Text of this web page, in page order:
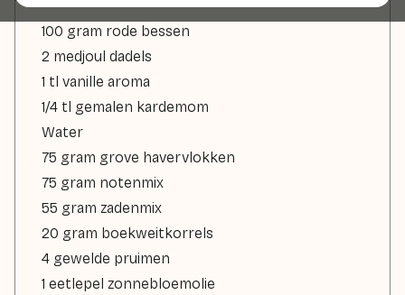
100 gram rode bessen
2 medjoul dadels
1 tl vanille aroma
1/4 tl gemalen kardemom
Water
75 gram grove havervlokken
75 gram notenmix
55 gram zadenmix
20 gram boekweitkorrels
4 gewelde pruimen
1 eetlepel zonnebloemolie